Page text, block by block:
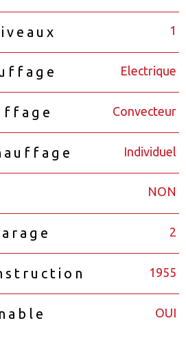
1
Electrique
Convecteur
Individuel
NON
2
1955
OUI